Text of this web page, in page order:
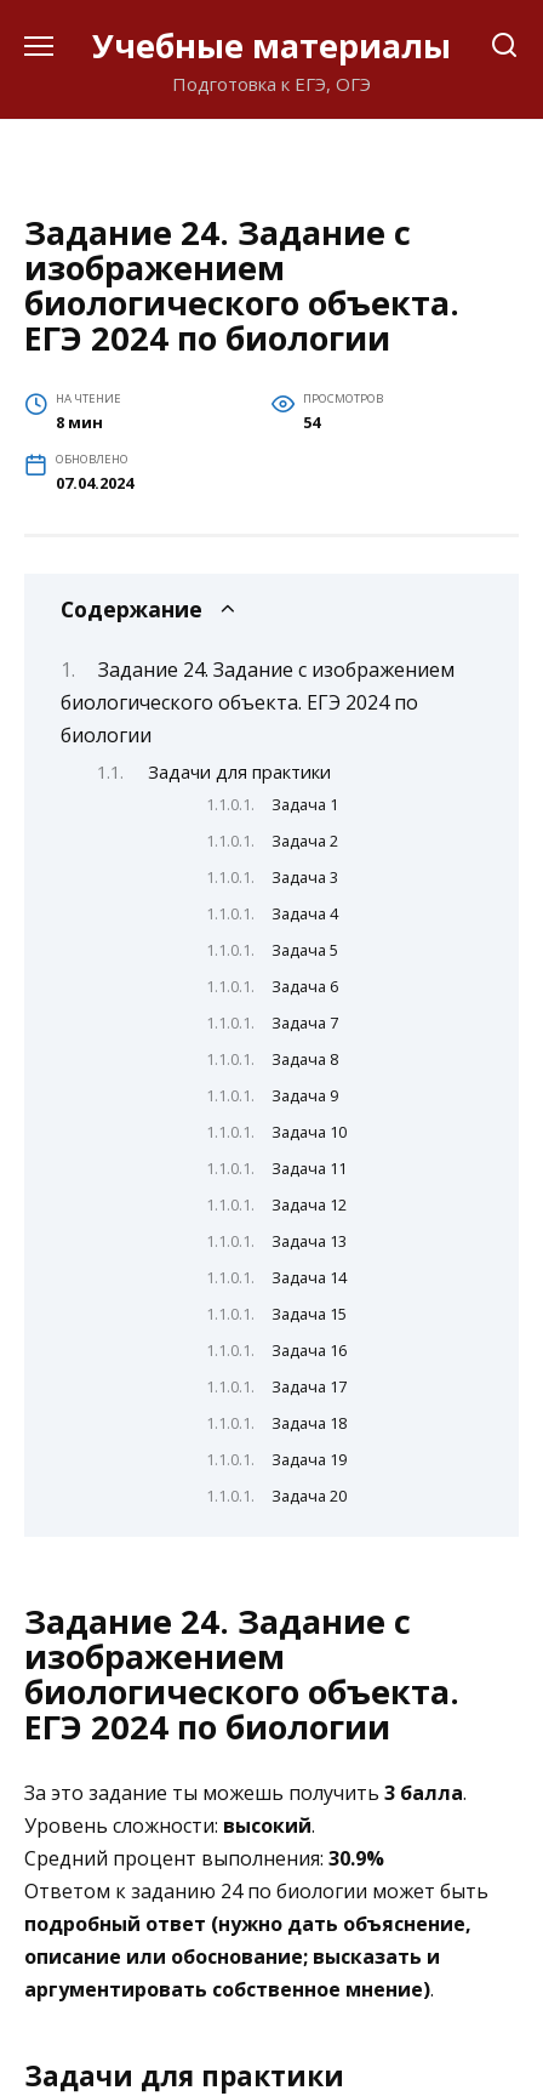
Учебные материалы
Подготовка к ЕГЭ, ОГЭ
Задание 24. Задание с
изображением
биологического объекта.
ЕГЭ 2024 по биологии
НА ЧТЕНИЕ
8 мин
ПРОСМОТРОВ
54
ОБНОВЛЕНО
07.04.2024
Содержание
Задание 24. Задание с изображением
биологического объекта. ЕГЭ 2024 по
биологии
Задачи для практики
Задача 1
Задача 2
Задача 3
Задача 4
Задача 5
Задача 6
Задача 7
Задача 8
Задача 9
Задача 10
Задача 11
Задача 12
Задача 13
Задача 14
Задача 15
Задача 16
Задача 17
Задача 18
Задача 19
Задача 20
Задание 24. Задание с
изображением
биологического объекта.
ЕГЭ 2024 по биологии
За это задание ты можешь получить 3 балла.
Уровень сложности: высокий.
Средний процент выполнения: 30.9%
Ответом к заданию 24 по биологии может быть
подробный ответ (нужно дать объяснение,
описание или обоснование; высказать и
аргументировать собственное мнение).
Задачи для практики